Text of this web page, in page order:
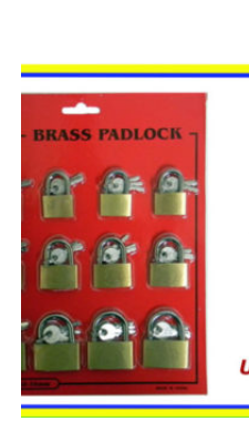
12522
CANDADO
DISPLAY
(12)
25-
30-
35mm
quantity